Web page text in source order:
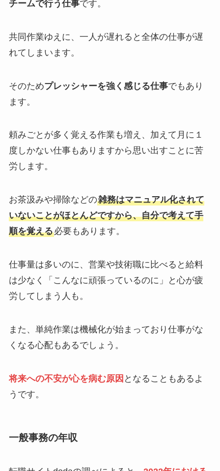
チームで行う仕事です。
共同作業ゆえに、一人が遅れると全体の仕事が遅
れてしまいます。
そのためプレッシャーを強く感じる仕事でもあり
ます。
頼みごとが多く覚える作業も増え、加えて月に１
度しかない仕事もありますから思い出すことに苦
労します。
お茶汲みや掃除などの雑務はマニュアル化されて
いないことがほとんどですから、自分で考えて手
順を覚える必要もあります。
仕事量は多いのに、営業や技術職に比べると給料
は少なく「こんなに頑張っているのに」と心が疲
労してしまう人も。
また、単純作業は機械化が始まっており仕事がな
くなる心配もあるでしょう。
将来への不安が心を病む原因 となることもあるよ
うです。
一般事務の年収